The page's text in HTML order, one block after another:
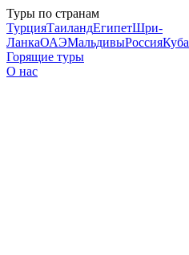
Туры по странам
ТурцияТаиландЕгипетШри-
ЛанкаОАЭМальдивыРоссияКуба
Горящие туры
О нас